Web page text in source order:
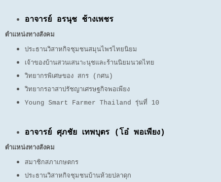
อาจารย์ อรนุช ช้างเพชร
ตำแหน่งทางสังคม
ประธานวิสาหกิจชุมชนสมุนไพรไทยนิยม
เจ้าของบ้านสวนเสนาะนุชและร้านนิยมนวดไทย
วิทยากรพิเศษของ สกร (กศน)
วิทยากรอาสาปรัชญาเศรษฐกิจพอเพียง
Young Smart Farmer Thailand รุ่นที่ 10
อาจารย์ ศุภชัย เทพบุตร (โอ๋ พอเพียง)
ตำแหน่งทางสังคม
สมาชิกสภาเกษตกร
ประธานวิสาหกิจชุมชนบ้านห้วยปลาดุก